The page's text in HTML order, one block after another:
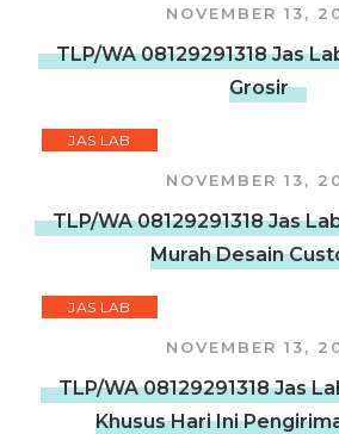
NOVEMBER 13,
TLP/WA 08129291318 Jas
Grosir
JAS LAB
NOVEMBER 13,
TLP/WA 08129291318 Jas
Murah Desain
JAS LAB
NOVEMBER 13,
TLP/WA 08129291318 Jas
Khusus Hari Ini